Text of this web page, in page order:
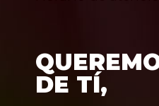
DE TÍ,